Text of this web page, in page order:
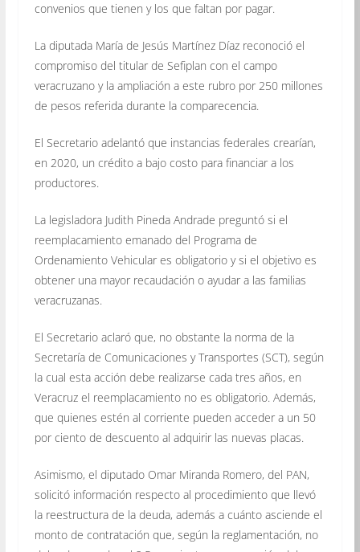
convenios que tienen y los que faltan por pagar.
La diputada María de Jesús Martínez Díaz reconoció el
compromiso del titular de Sefiplan con el campo
veracruzano y la ampliación a este rubro por 250 millones
de pesos referida durante la comparecencia.
El Secretario adelantó que instancias federales crearían,
en 2020, un crédito a bajo costo para financiar a los
productores.
La legisladora Judith Pineda Andrade preguntó si el
reemplacamiento emanado del Programa de
Ordenamiento Vehicular es obligatorio y si el objetivo es
obtener una mayor recaudación o ayudar a las familias
veracruzanas.
El Secretario aclaró que, no obstante la norma de la
Secretaría de Comunicaciones y Transportes (SCT), según
la cual esta acción debe realizarse cada tres años, en
Veracruz el reemplacamiento no es obligatorio. Además,
que quienes estén al corriente pueden acceder a un 50
por ciento de descuento al adquirir las nuevas placas.
Asimismo, el diputado Omar Miranda Romero, del PAN,
solicitó información respecto al procedimiento que llevó
la reestructura de la deuda, además a cuánto asciende el
monto de contratación que, según la reglamentación, no